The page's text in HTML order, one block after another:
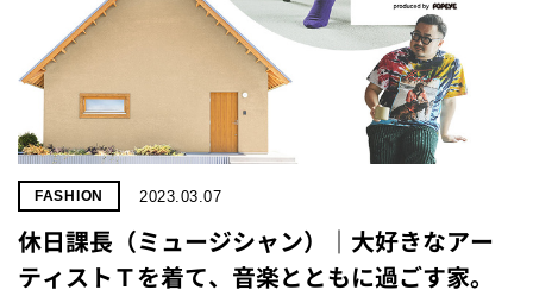
FASHION 2023.03.07
休日課長（ミュージシャン）｜大好きなアー
ティストＴを着て、音楽とともに過ごす家。